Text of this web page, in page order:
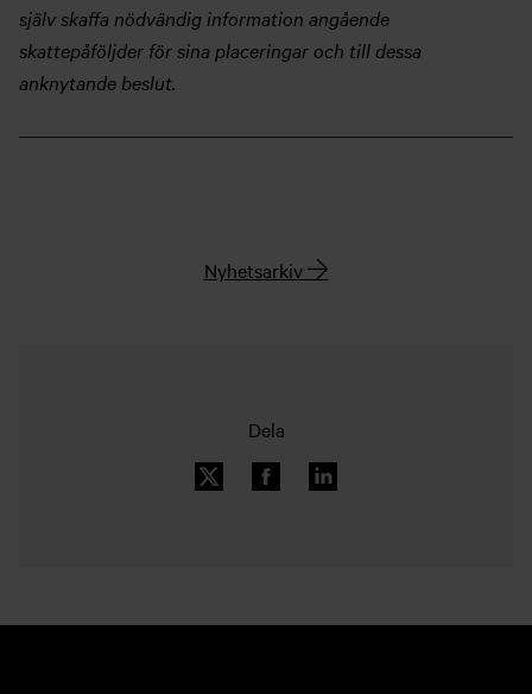
själv skaffa nödvändig information angående
skattepåföljder för sina placeringar och till dessa
anknytande beslut.
Nyhetsarkiv
Dela